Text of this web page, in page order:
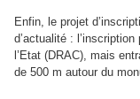
Enfin, le projet
d’actualité :
l’Etat (DRAC), mais
de 500 m autour du